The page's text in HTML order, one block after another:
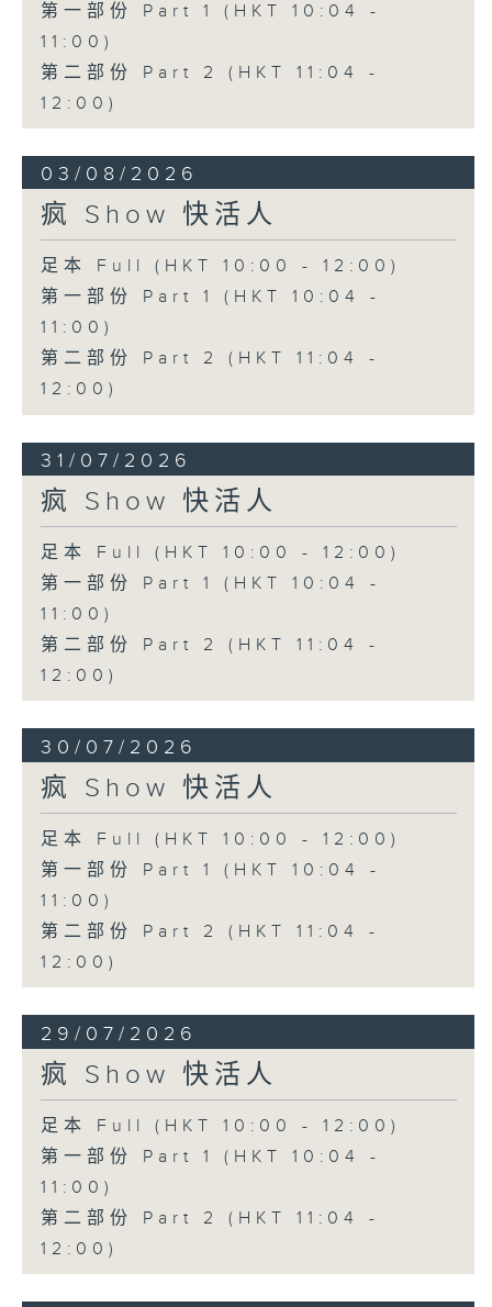
第一部份 Part 1 (HKT 10:04 -
11:00)
第二部份 Part 2 (HKT 11:04 -
12:00)
03/08/2026
疯 Show 快活人
足本 Full (HKT 10:00 - 12:00)
第一部份 Part 1 (HKT 10:04 -
11:00)
第二部份 Part 2 (HKT 11:04 -
12:00)
31/07/2026
疯 Show 快活人
足本 Full (HKT 10:00 - 12:00)
第一部份 Part 1 (HKT 10:04 -
11:00)
第二部份 Part 2 (HKT 11:04 -
12:00)
30/07/2026
疯 Show 快活人
足本 Full (HKT 10:00 - 12:00)
第一部份 Part 1 (HKT 10:04 -
11:00)
第二部份 Part 2 (HKT 11:04 -
12:00)
29/07/2026
疯 Show 快活人
足本 Full (HKT 10:00 - 12:00)
第一部份 Part 1 (HKT 10:04 -
11:00)
第二部份 Part 2 (HKT 11:04 -
12:00)